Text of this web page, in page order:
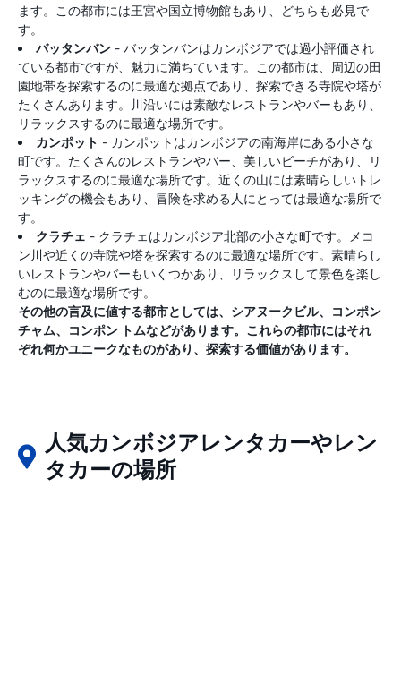
ます。この都市には王宮や国立博物館もあり、どちらも必見で
す。
バッタンバン - バッタンバンはカンボジアでは過小評価され
ている都市ですが、魅力に満ちています。この都市は、周辺の田
園地帯を探索するのに最適な拠点であり、探索できる寺院や塔が
たくさんあります。川沿いには素敵なレストランやバーもあり、
リラックスするのに最適な場所です。
カンポット - カンポットはカンボジアの南海岸にある小さな
町です。たくさんのレストランやバー、美しいビーチがあり、リ
ラックスするのに最適な場所です。近くの山には素晴らしいトレ
ッキングの機会もあり、冒険を求める人にとっては最適な場所で
す。
クラチェ - クラチェはカンボジア北部の小さな町です。メコ
ン川や近くの寺院や塔を探索するのに最適な場所です。素晴らし
いレストランやバーもいくつかあり、リラックスして景色を楽し
むのに最適な場所です。
その他の言及に値する都市としては、シアヌークビル、コンポン
チャム、コンポン トムなどがあります。これらの都市にはそれ
ぞれ何かユニークなものがあり、探索する価値があります。
人気カンボジアレンタカーやレン
タカーの場所